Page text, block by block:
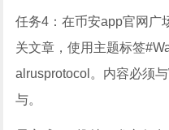
任务4：在币安app官网广
关文章，使用主题标签
alrusprotocol。内容必须
与。